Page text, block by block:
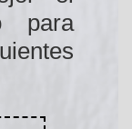
para